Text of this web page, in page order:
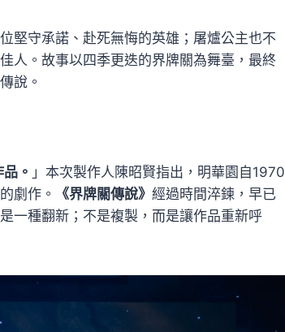
堅守承諾、赴死無悔的英雄；屠爐公主也不
人。故事以四季更迭的界牌關為舞臺，最終
說。
。 」本次製作人陳昭賢指出，明華園自1970
劇作。
《界牌關傳說》 經過時間淬鍊，早已
一種翻新；不是複製，而是讓作品重新呼